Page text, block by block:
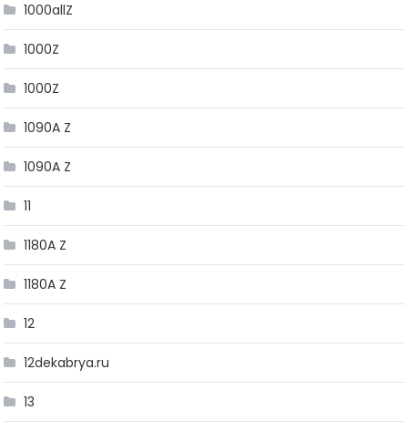
1000allZ
1000Z
1000Z
1090A Z
1090A Z
11
1180A Z
1180A Z
12
12dekabrya.ru
13